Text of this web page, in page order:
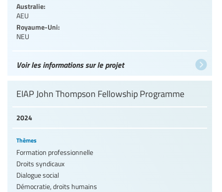
Australie:
AEU
Royaume-Uni:
NEU
Voir les informations sur le projet
2024
EIAP John Thompson Fellowship Programme
Thèmes
Formation professionnelle
Droits syndicaux
Dialogue social
Démocratie, droits humains